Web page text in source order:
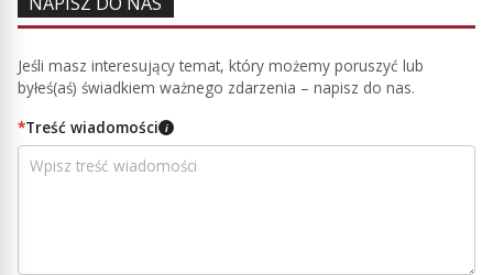
Jeśli masz interesujący temat, który możemy poruszyć lub
byłeś(aś) świadkiem ważnego zdarzenia – napisz do nas.
*Treść wiadomości i